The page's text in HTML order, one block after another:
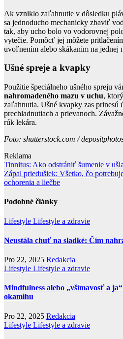
Ak vzniklo zaľahnutie v dôsledku
sa jednoducho mechanicky zbaviť
tak, aby ucho bolo vo vodorovnej
vytečie. Pomôcť jej môžete
uvoľnením alebo skákaním na jednej
Ušné spreje a kvapky
Použitie špeciálneho ušného spreju
nahromadeného mazu v uchu,
zaľahnutia. Ušné kvapky zas prinesú
prechladnutiach a prievanoch.
rúk lekára.
Foto: shutterstock.com /
Reklama
Navigace
pro
Tinnitus: Ako odstrániť šumenie v
Zápal priedušiek: Všetko, čo
ochorenia a liečbe
Podobné články
Lifestyle Lifestyle a zdravie
Neustála chuť na sladké: Čím
Pro 22, 2025 Redakcia
Lifestyle Lifestyle a zdravie
Mindfulness alebo „všímavosť a
okamihu
Pro 22, 2025 Redakcia
Lifestyle Lifestyle a zdravie